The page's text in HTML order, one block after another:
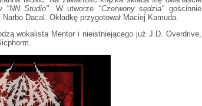
"NN Studio" . W utworze "Czerwony sędzia" gościnnie
Dacal. Okładkę przygotował Maciej Kamuda.
wokalista Mentor i nieistniejącego już J.D. Overdrive,